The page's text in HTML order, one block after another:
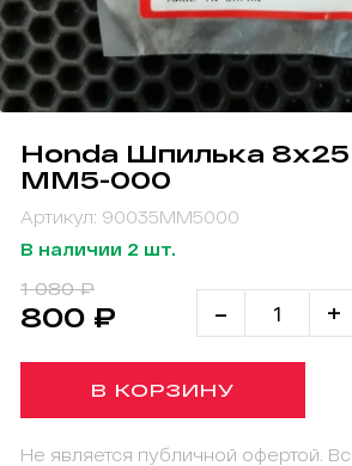
Honda Шпилька
MM5-000
Артикул: 90035MM5000
В наличии 2 шт.
1 080 ₽
800 ₽ - +
В КОРЗИНУ
Не является публичной офертой.